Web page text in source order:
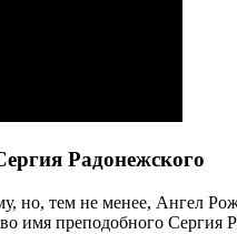
Радонежского
тем не менее, Ангел
имя преподобного Сергия